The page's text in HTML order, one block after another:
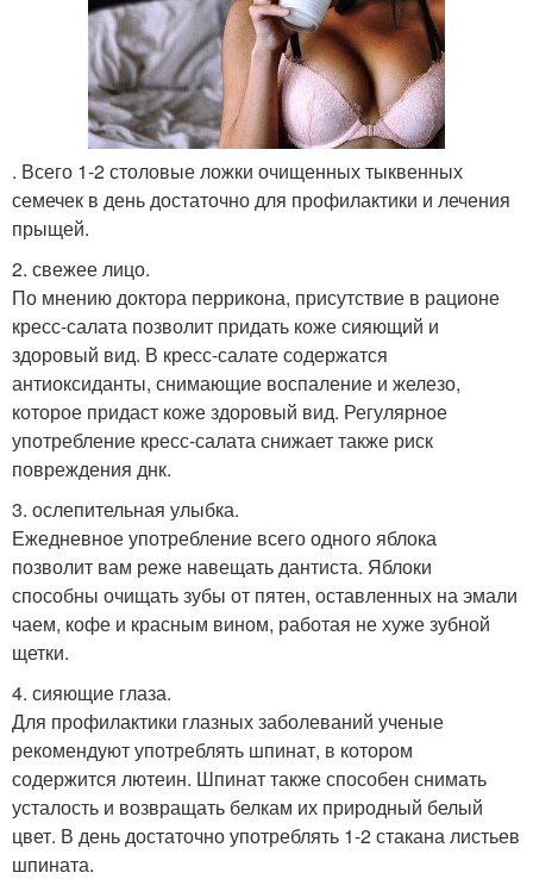
. Всего 1-2 столовые ложки очищенных тыквенных
семечек в день достаточно для профилактики и лечения
прыщей.
2. свежее лицо.
По мнению доктора перрикона, присутствие в рационе
кресс-салата позволит придать коже сияющий и
здоровый вид. В кресс-салате содержатся
антиоксиданты, снимающие воспаление и железо,
которое придаст коже здоровый вид. Регулярное
употребление кресс-салата снижает также риск
повреждения днк.
3. ослепительная улыбка.
Ежедневное употребление всего одного яблока
позволит вам реже навещать дантиста. Яблоки
способны очищать зубы от пятен, оставленных на эмали
чаем, кофе и красным вином, работая не хуже зубной
щетки.
4. сияющие глаза.
Для профилактики глазных заболеваний ученые
рекомендуют употреблять шпинат, в котором
содержится лютеин. Шпинат также способен снимать
усталость и возвращать белкам их природный белый
цвет. В день достаточно употреблять 1-2 стакана листьев
шпината.